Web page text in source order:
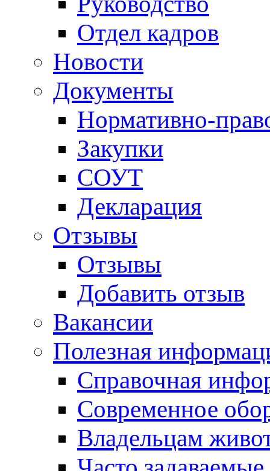
Отдел кадров
Новости
Документы
Нормативно-
Закупки
СОУТ
Декларация
Отзывы
Отзывы
Добавить отзыв
Вакансии
Полезная
Справочная
Современное
Владельцам